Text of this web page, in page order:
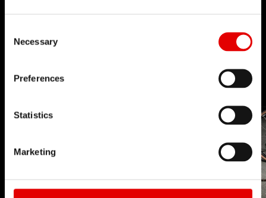
Necessary
Preferences
Statistics
Marketing